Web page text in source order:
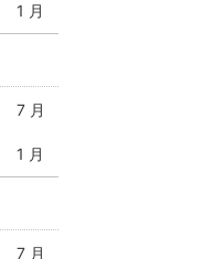
1 月
7 月
1 月
7 月